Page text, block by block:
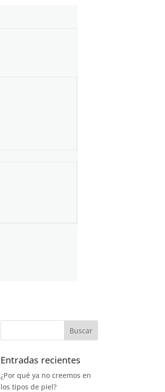
Entradas recientes
¿Por qué ya no creemos en
los tipos de piel?